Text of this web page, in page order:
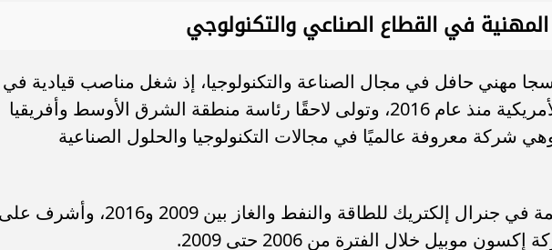
في القطاع الصناعي والتكنولوجي
سجا مهني حافل في مجال الصناعة والتكنولوجيا، إذ شغل مناصب قيادية في
شركة Honeywell الأمريكية منذ عام 2016، وتولى لاحقًا رئاسة منطقة الشرق الأوسط وأفريقيا
عام 2024، وهي شركة معروفة عالميًا في مجالات التكنولوجيا والحلول الصناعية
كما شغل مناصب مهمة في جنرال إلكتريك للطاقة والنفط والغاز بين 2009 و2016،
موبيل خلال الفترة من 2006 حتى 2009.